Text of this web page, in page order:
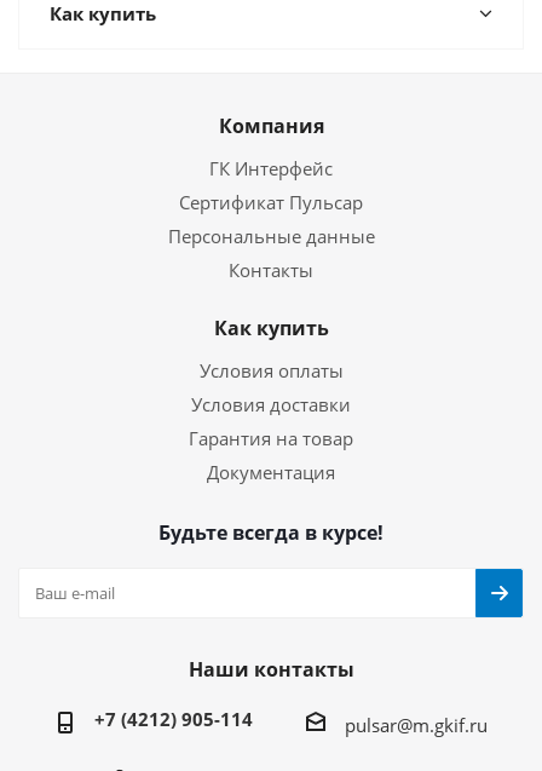
Как купить
Компания
ГК Интерфейс
Сертификат Пульсар
Персональные данные
Контакты
Как купить
Условия оплаты
Условия доставки
Гарантия на товар
Документация
Будьте всегда в курсе!
Наши контакты
+7 (4212) 905-114 pulsar@m.gkif.ru